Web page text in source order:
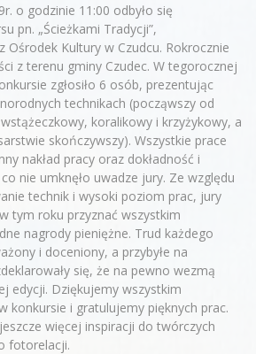
o godzinie 11:00 odbyło się
pn. „Ścieżkami Tradycji”,
Ośrodek Kultury w Czudcu. Rokrocznie
z terenu gminy Czudec. W tegorocznej
zgłosiło 6 osób, prezentując
technikach (począwszy od
koralikowy i krzyżykowy, a
skończywszy). Wszystkie prace
nakład pracy oraz dokładność i
nie umknęło uwadze jury. Ze względu
technik i wysoki poziom prac, jury
tym roku przyznać wszystkim
nagrody pieniężne. Trud każdego
i doceniony, a przybyłe na
się, że na pewno wezmą
edycji. Dziękujemy wszystkim
konkursie i gratulujemy pięknych prac.
więcej inspiracji do twórczych
fotorelacji.